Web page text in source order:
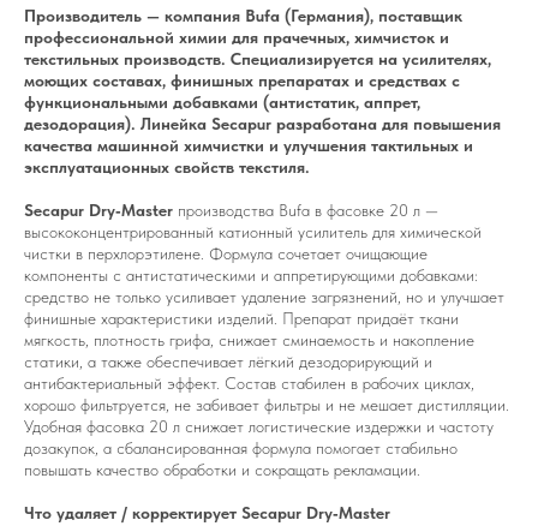
Производитель — компания Bufa (Германия), поставщик
профессиональной химии для прачечных, химчисток и
текстильных производств. Специализируется на усилителях,
моющих составах, финишных препаратах и средствах с
функциональными добавками (антистатик, аппрет,
дезодорация). Линейка Secapur разработана для повышения
качества машинной химчистки и улучшения тактильных и
эксплуатационных свойств текстиля.
Secapur Dry‑Master производства Bufa в фасовке 20 л —
высококонцентрированный катионный усилитель для химической
чистки в перхлорэтилене. Формула сочетает очищающие
компоненты с антистатическими и аппретирующими добавками:
средство не только усиливает удаление загрязнений, но и улучшает
финишные характеристики изделий. Препарат придаёт ткани
мягкость, плотность грифа, снижает сминаемость и накопление
статики, а также обеспечивает лёгкий дезодорирующий и
антибактериальный эффект. Состав стабилен в рабочих циклах,
хорошо фильтруется, не забивает фильтры и не мешает дистилляции.
Удобная фасовка 20 л снижает логистические издержки и частоту
дозакупок, а сбалансированная формула помогает стабильно
повышать качество обработки и сокращать рекламации.
Что удаляет / корректирует Secapur Dry‑Master